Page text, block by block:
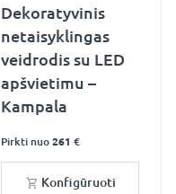
Dekoratyvinis
netaisyklingas
veidrodis su LED
apšvietimu –
Kampala
Pirkti nuo 261 €
Konfigūruoti